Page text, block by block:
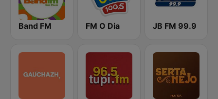
Band FM FM O Dia JB FM 99.9